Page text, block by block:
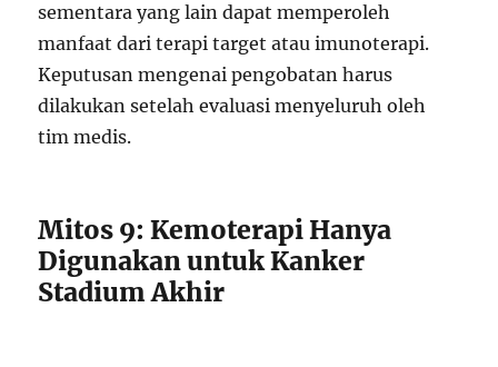
sementara yang lain dapat memperoleh
manfaat dari terapi target atau imunoterapi.
Keputusan mengenai pengobatan harus
dilakukan setelah evaluasi menyeluruh oleh
tim medis.
Mitos 9: Kemoterapi Hanya
Digunakan untuk Kanker
Stadium Akhir